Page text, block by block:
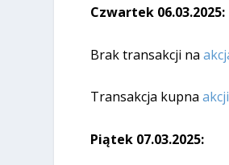
Czwartek 06.03.2025:
Brak transakcji na
Transakcja kupna
Piątek 07.03.2025: